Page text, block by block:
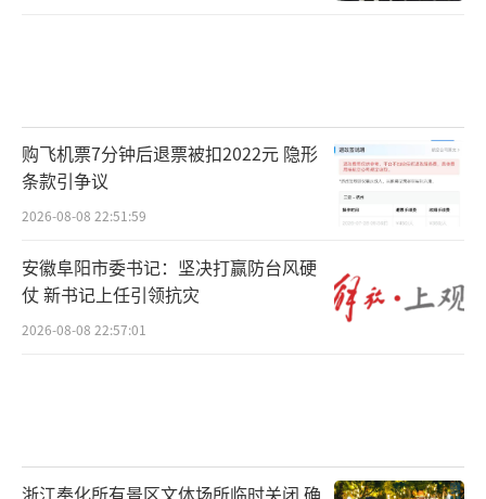
购飞机票7分钟后退票被扣2022元 隐形
条款引争议
2026-08-08 22:51:59
安徽阜阳市委书记：坚决打赢防台风硬
仗 新书记上任引领抗灾
2026-08-08 22:57:01
浙江奉化所有景区文体场所临时关闭 确